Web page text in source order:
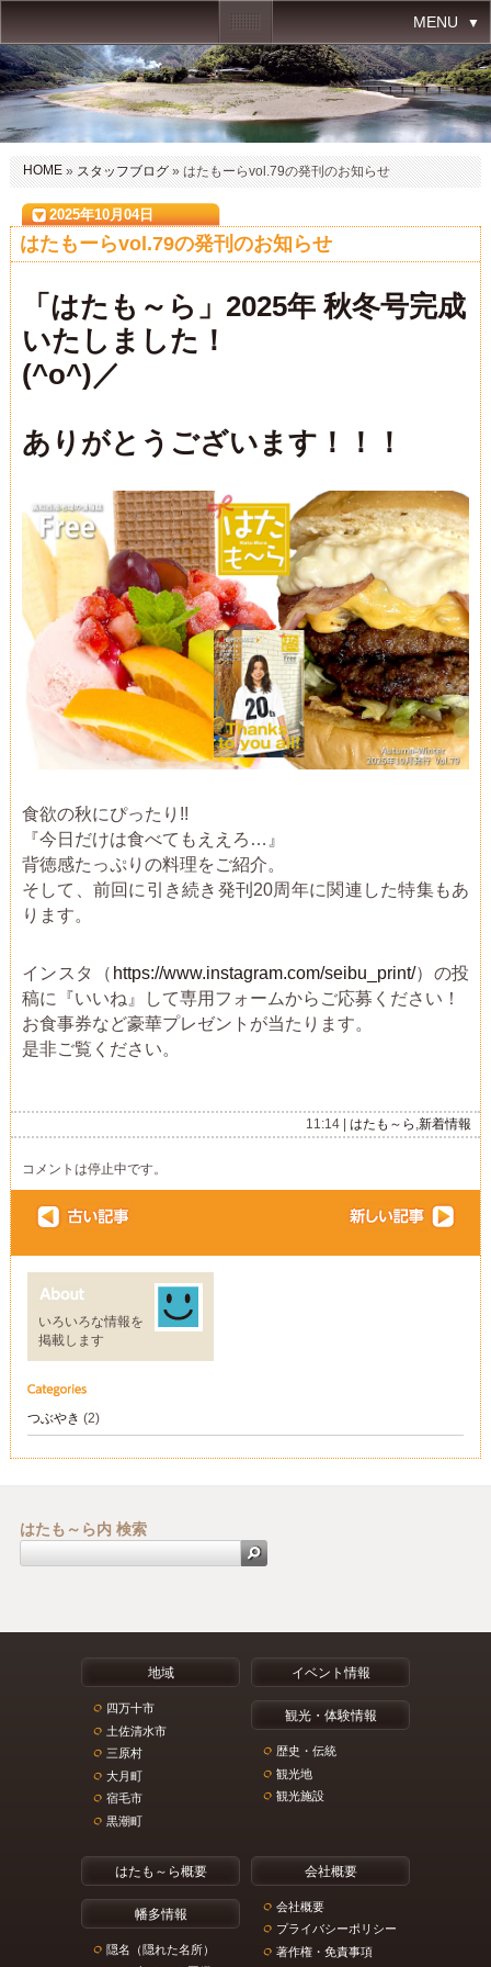
MENU
HOME»スタッフブログ» はたもーらvol.79の発刊のお知らせ
2025年10月04日
はたもーらvol.79の発刊のお知らせ
「はたも～ら」2025年 秋冬号完成
いたしました！
(^o^)／
ありがとうございます！！！
食欲の秋にぴったり!!
『今日だけは食べてもええろ…』
背徳感たっぷりの料理をご紹介。
そして、前回に引き続き発刊20周年に関連した特集もあ
ります。
インスタ（ https://www.instagram.com/seibu_print/）の投
稿に『いいね』して専用フォームからご応募ください！
お食事券など豪華プレゼントが当たります。
是非ご覧ください。
11:14 |はたも～ら ,新着情報
コメントは停止中です。
いろいろな情報を
掲載します
つぶやき (2)
はたも～ら内 検索
地域
四万十市
土佐清水市
三原村
大月町
宿毛市
黒潮町
イベント情報
観光・体験情報
歴史・伝統
観光地
観光施設
はたも～ら概要
幡多情報
隠名（隠れた名所）
会社概要
会社概要
プライバシーポリシー
著作権・免責事項